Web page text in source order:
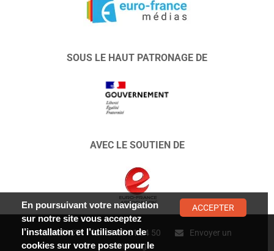
SOUS LE HAUT PATRONAGE DE
AVEC LE SOUTIEN DE
CONTACT : 01 47 01 34 50
Envoyer un
message
En poursuivant votre navigation
sur notre site vous acceptez
l’installation et l’utilisation de
cookies sur votre poste pour le
ACCEPTER